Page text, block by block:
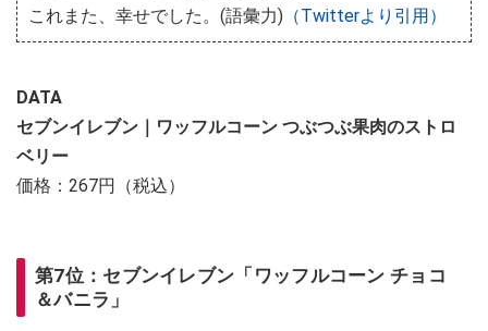
これまた、幸せでした。(語彙力) （Twitterより引用）
DATA
セブンイレブン｜ワッフルコーン つぶつぶ果肉のストロ
ベリー
価格：267円（税込）
第7位：セブンイレブン「ワッフルコーン チョコ
＆バニラ」